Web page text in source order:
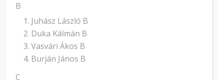
B
Juhász László B
Duka Kálmán B
Vasvári Ákos B
Burján János B
C